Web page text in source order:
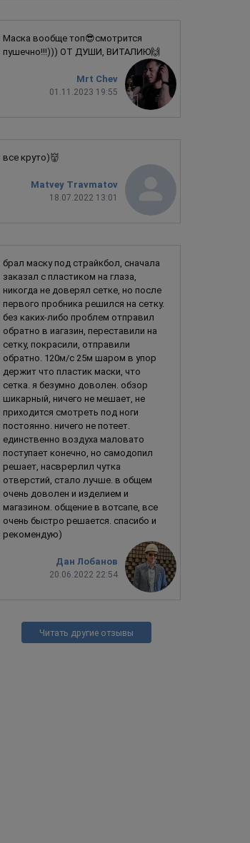
Шут зловещий
1 990 руб. В корзину
Mrt Chev
01.11.2023 19:55
Маска вообще топ😎смотрится
пушечно!!!))) ОТ ДУШИ, ВИТАЛИЮ🙌
Matvey Travmatov
18.07.2022 13:01
все круто)👹
Дан Лобанов
20.06.2022 22:54
брал маску под страйкбол, сначала
заказал с пластиком на глаза,
никогда не доверял сетке, но после
первого пробника решился на сетку.
без каких-либо проблем отправил
обратно в иагазин, переставили на
сетку, покрасили, отправили
обратно. 120м/с 25м шаром в упор
держит что пластик маски, что
сетка. я безумно доволен. обзор
шикарный, ничего не мешает, не
приходится смотреть под ноги
постоянно. ничего не потеет.
единственно воздуха маловато
поступает конечно, но самодопил
решает, насврерлил чутка
отверстий, стало лучше. в общем
очень доволен и изделием и
магазином. общение в вотсапе, все
очень быстро решается. спасибо и
рекомендую)
Читать другие отзывы